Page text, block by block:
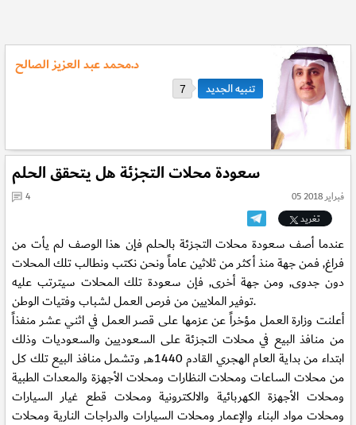
د.محمد عبد العزيز الصالح
7
سعودة محلات التجزئة هل يتحقق الحلم
05 فبراير 2018
4
تغريد
عندما أصف سعودة محلات التجزئة بالحلم فإن هذا الوصف لم يأت من
فراغ, فمن جهة منذ أكثر من ثلاثين عاماً ونحن نكتب ونطالب تلك المحلات
دون جدوى, ومن جهة أخرى, فإن سعودة تلك المحلات سيترتب عليه
توفير الملايين من فرص العمل لشباب وفتيات الوطن.
أعلنت وزارة العمل مؤخراً عن عزمها على قصر العمل في اثني عشر منفذاً
من منافذ البيع في محلات التجزئة على السعوديين والسعوديات وذلك
ابتداء من بداية العام الهجري القادم 1440هـ, وتشمل منافذ البيع تلك كل
من محلات الساعات ومحلات النظارات ومحلات الأجهزة والمعدات الطبية
ومحلات الأجهزة الكهربائية والالكترونية ومحلات قطع غيار السيارات
ومحلات مواد البناء والإعمار ومحلات السيارات والدراجات النارية ومحلات